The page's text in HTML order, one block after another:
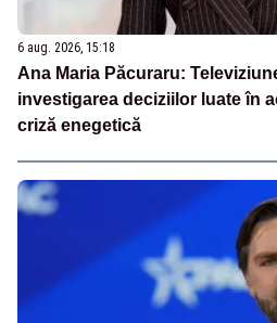
6 aug. 2026, 15:18
Ana Maria Păcuraru:
investigarea deciziilor luate în
criză enegetică